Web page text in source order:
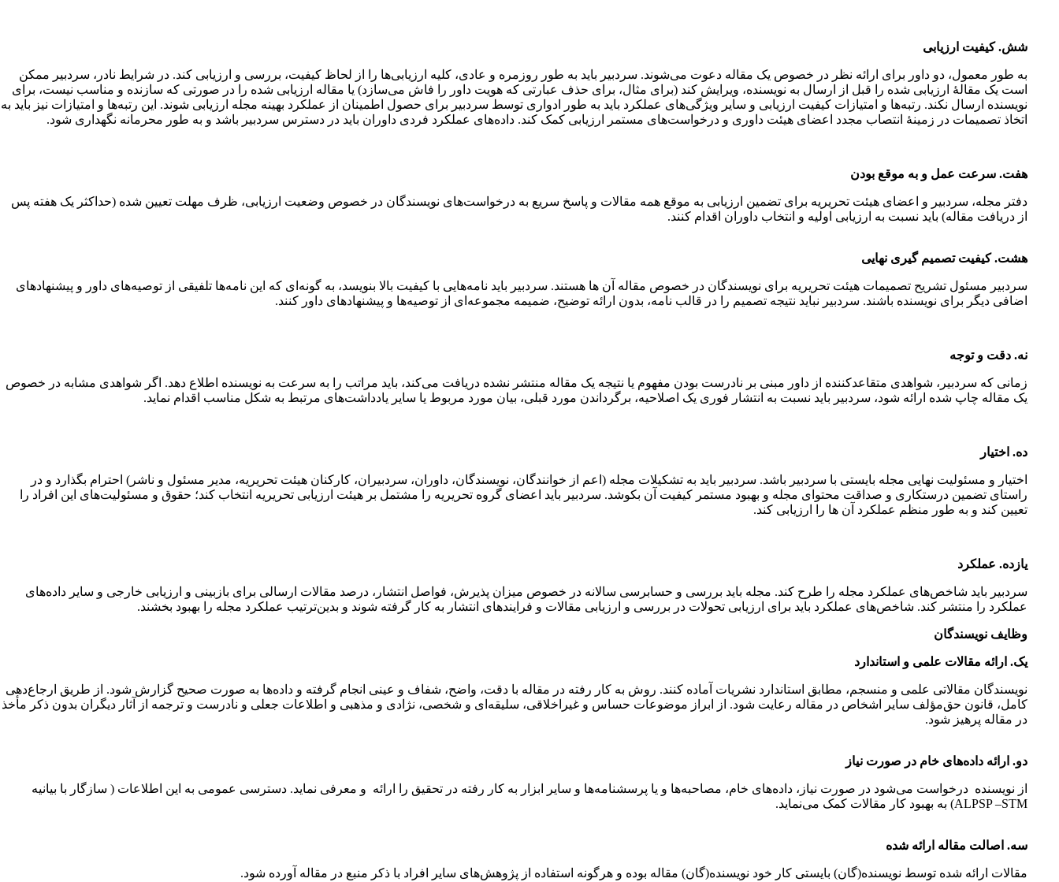
شش. کیفیت ارزیابی
به طور معمول، دو داور برای ارائه نظر در خصوص یک مقاله دعوت می‌شوند. سردبیر باید به طور روزمره و عادی، کلیه ارزیابی‌ها را از لحاظ کیفیت، بررسی و ارزیابی کند. در شرایط نادر، سردبیر ممکن
است یک مقالۀ ارزیابی شده را قبل از ارسال به نویسنده، ویرایش کند (برای مثال، برای حذف عبارتی که هویت داور را فاش می‌سازد) یا مقاله ارزیابی شده را در صورتی که سازنده و مناسب نیست، برای
نویسنده ارسال نکند. رتبه‌ها و امتیازات کیفیت ارزیابی و سایر ویژگی‌های عملکرد باید به طور ادواری توسط سردبیر برای حصول اطمینان از عملکرد بهینه مجله ارزیابی شوند. این رتبه‌ها و امتیازات نیز باید به
اتخاذ تصمیمات در زمینۀ انتصاب مجدد اعضای هیئت داوری و درخواست‌های مستمر ارزیابی کمک کند. داده‌های عملکرد فردی داوران باید در دسترس سردبیر باشد و به طور محرمانه نگهداری شود.
هفت. سرعت عمل و به موقع بودن
دفتر مجله، سردبیر و اعضای هیئت تحریریه برای تضمین ارزیابی به موقع همه مقالات و پاسخ سریع به درخواست‌های نویسندگان در خصوص وضعیت ارزیابی، ظرف مهلت تعیین شده (حداکثر یک هفته پس
از دریافت مقاله) باید نسبت به ارزیابی اولیه و انتخاب داوران اقدام کنند.
هشت. کیفیت تصمیم گیری نهایی
سردبیر مسئول تشریح تصمیمات هیئت تحریریه برای نویسندگان در خصوص مقاله آن ها هستند. سردبیر باید نامه‌هایی با کیفیت بالا بنویسد، به گونه‌ای که این نامه‌ها تلفیقی از توصیه‌های داور و پیشنهادهای
اضافی دیگر برای نویسنده باشند. سردبیر نباید نتیجه تصمیم را در قالب نامه، بدون ارائه توضیح، ضمیمه مجموعه‌ای از توصیه‌ها و پیشنهادهای داور کنند.
نه. دقت و توجه
زمانی که سردبیر، شواهدی متقاعدکننده از داور مبنی بر نادرست بودن مفهوم یا نتیجه یک مقاله منتشر نشده دریافت می‌کند، باید مراتب را به سرعت به نویسنده اطلاع دهد. اگر شواهدی مشابه در خصوص
یک مقاله چاپ شده ارائه شود، سردبیر باید نسبت به انتشار فوری یک اصلاحیه، برگرداندن مورد قبلی، بیان مورد مربوط یا سایر یادداشت‌های مرتبط به شکل مناسب اقدام نماید.
ده. اختیار
اختیار و مسئولیت نهایی مجله بایستی با سردبیر باشد. سردبیر باید به تشکیلات مجله (اعم از خوانندگان، نویسندگان، داوران، سردبیران، کارکنان هیئت تحریریه، مدیر مسئول و ناشر) احترام بگذارد و در
راستای تضمین درستکاری و صداقت محتوای مجله و بهبود مستمر کیفیت آن بکوشد. سردبیر باید اعضای گروه تحریریه را مشتمل بر هیئت ارزیابی تحریریه انتخاب کند؛ حقوق و مسئولیت‌های این افراد را
تعیین کند و به طور منظم عملکرد آن ها را ارزیابی کند.
یازده. عملکرد
سردبیر باید شاخص‌های عملکرد مجله را طرح کند. مجله باید بررسی و حسابرسی سالانه در خصوص میزان پذیرش، فواصل انتشار، درصد مقالات ارسالی برای بازبینی و ارزیابی خارجی و سایر داده‌های
عملکرد را منتشر کند. شاخص‌های عملکرد باید برای ارزیابی تحولات در بررسی و ارزیابی مقالات و فرایندهای انتشار به کار گرفته شوند و بدین‌ترتیب عملکرد مجله را بهبود بخشند.
وظایف نویسندگان
یک. ارائه مقالات علمی و استاندارد
نویسندگان مقالاتی علمی و منسجم، مطابق استاندارد نشریات آماده کنند. روش به کار رفته در مقاله با دقت، واضح، شفاف و عینی انجام گرفته و داده‌ها به صورت صحیح گزارش شود. از طریق ارجاع‌دهی
کامل، قانون حق‌مؤلف سایر اشخاص در مقاله رعایت شود. از ابراز موضوعات حساس و غیراخلاقی، سلیقه‌ای و شخصی، نژادی و مذهبی و اطلاعات جعلی و نادرست و ترجمه از آثار دیگران بدون ذکر مأخذ
در مقاله پرهیز شود.
دو. ارائه داده‌های خام در صورت نیاز
از نویسنده درخواست می‌شود در صورت نیاز، داده‌های خام، مصاحبه‌ها و یا پرسشنامه‌ها و سایر ابزار به کار رفته در تحقیق را ارائه و معرفی نماید. دسترسی عمومی به این اطلاعات ( سازگار با بیانیه
ALPSP –STM) به بهبود کار مقالات کمک می‌نماید.
سه. اصالت مقاله ارائه شده
مقالات ارائه شده توسط نویسنده(گان) بایستی کار خود نویسنده(گان) مقاله بوده و هرگونه استفاده از پژوهش‌های سایر افراد با ذکر منبع در مقاله آورده شود.